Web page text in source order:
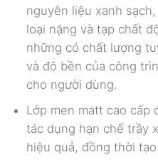
nguyên liệu xanh
loại nặng và tạp chất
những có chất lượng
và độ bền của công
cho người dùng.
Lớp men matt cao cấp
tác dụng hạn chế trầy
hiệu quả, đồng thời